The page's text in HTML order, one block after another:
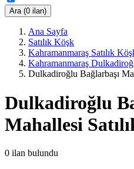
Ara (0 ilan)
Ana Sayfa
Satılık Köşk
Kahramanmaraş Satılık
Kahramanmaraş
Dulkadiroğlu Bağlarbaşı
Dulkadiroğlu
Mahallesi
0 ilan bulundu